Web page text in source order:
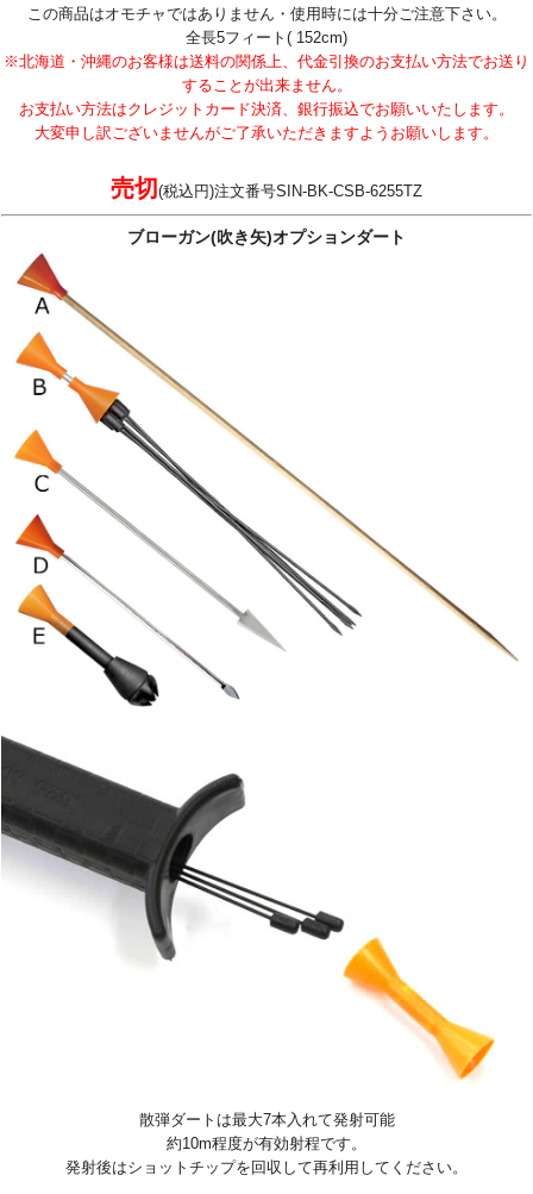
この商品はオモチャではありません・使用時には十分ご注意下さい。
全長5フィート( 152cm)
※北海道・沖縄のお客様は送料の関係上、代金引換のお支払い方法でお送り
することが出来ません。
お支払い方法はクレジットカード決済、銀行振込でお願いいたします。
大変申し訳ございませんがご了承いただきますようお願いします。
売切(税込円)注文番号SIN-BK-CSB-6255TZ
ブローガン(吹き矢)オプションダート
散弾ダートは最大7本入れて発射可能
約10m程度が有効射程です。
発射後はショットチップを回収して再利用してください。